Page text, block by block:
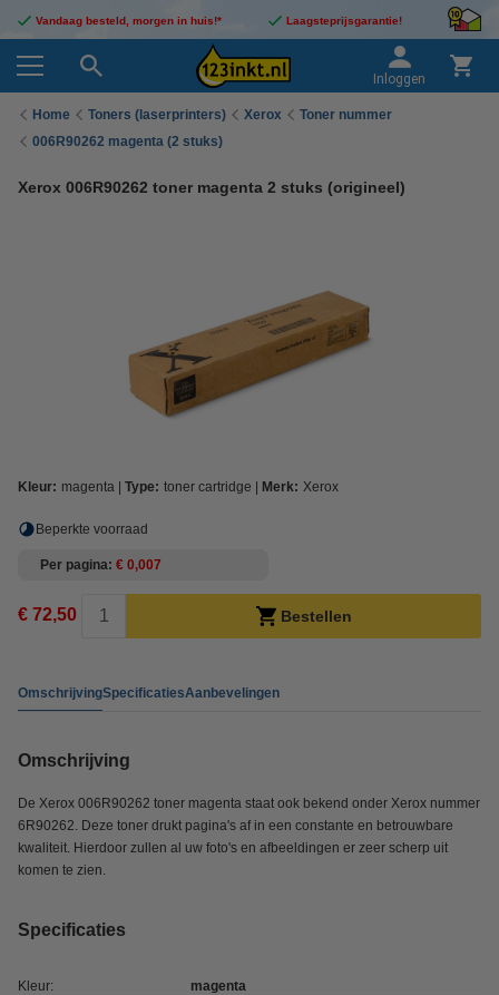
Vandaag besteld, morgen in huis!* Laagsteprijsgarantie!
Inloggen
Home Toners (laserprinters) Xerox
Toner nummer
006R90262 magenta (2 stuks)
Xerox 006R90262 toner magenta 2 stuks (origineel)
Kleur: magenta Type: toner cartridge Merk: Xerox
Beperkte voorraad
Per pagina € 0,007
€ 72,50 Bestellen
OmschrijvingSpecificatiesAanbevelingen
Omschrijving
De Xerox 006R90262 toner magenta staat ook bekend onder Xerox nummer
6R90262. Deze toner drukt pagina's af in een constante en betrouwbare
kwaliteit. Hierdoor zullen al uw foto's en afbeeldingen er zeer scherp uit
komen te zien.
Specificaties
Kleur: magenta